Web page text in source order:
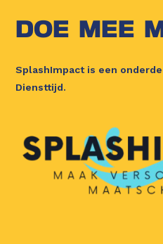
DOE MEE
SplashImpact is een
Diensttijd.